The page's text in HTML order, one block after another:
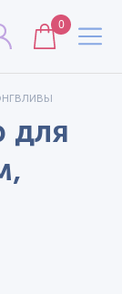
0
для